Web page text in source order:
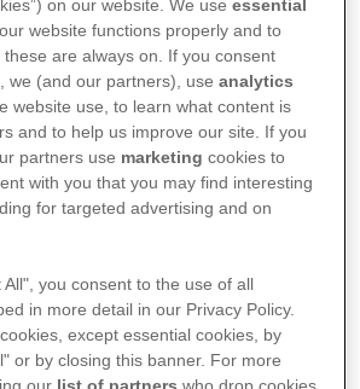
iniciar un tratamiento
qué cambios va a sufrir la vida
qué técnicas de medicina estética
pueden llevarse a cabo o cuál es
física más recomendable, son
que se plantean las
con un cáncer de mama o
metastásico.
de abordaje de ambas
on our website. We useessential
website functions properly and to
are always on. If you consent
we (and our partners), useanalytics
website use, to learn what content is
and to help us improve our site. If you
partners use marketing cookies to
with you that you may find interesting
for targeted advertising and on
you consent to the use of all
in more detail in our Privacy Policy.
except essential cookies, by
or by closing this banner. For more